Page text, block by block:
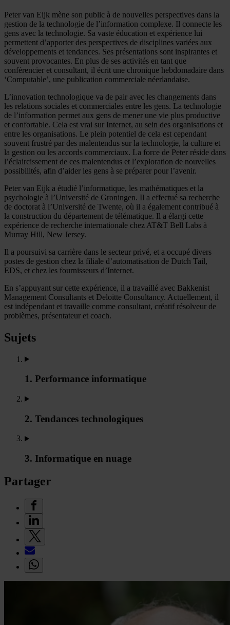
Peter van Eijk mène son public à de nouvelles perspectives dans la
gestion de la technologie de l’information complexe. Il connecte les
gens avec la technologie. Sa vaste éducation et expérience lui
permettent d’apporter des perspectives de disciplines variées aux
développements et tendances. Ses présentations sont inspirantes et
souvent provocantes. En plus de ses activités en tant que
conférencier et consultant, il écrit une chronique hebdomadaire dans
‘Computable’, une publication commerciale néerlandaise.
L’innovation technologique va de pair avec les changements dans
les relations sociales et commerciales entre les gens. La technologie
de l’information permet aux gens de mener une vie plus productive
et confortable. Cela est vrai sur Internet, au sein des organisations et
entre les organisations. Le plein potentiel de cela est cependant
souvent frustré par des malentendus sur la technologie, la culture et
la gestion ou les accords commerciaux. La force de Peter réside dans
l’éclaircissement de ces malentendus et l’exploration de nouvelles
possibilités, afin d’aider les gens à se préparer pour l’avenir.
Peter van Eijk a étudié l’informatique, les mathématiques et la
psychologie à l’Université de Groningen. Il a effectué sa recherche
de doctorat à l’Université de Twente, où il a également contribué à
la construction du département de télématique. Il a élargi cette
expérience de recherche internationale chez AT&T Bell Labs à
Murray Hill, New Jersey.
Il a poursuivi sa carrière dans le secteur privé, et a occupé divers
postes de gestion chez la filiale d’automatisation de Dutch Tail,
EDS, et chez les fournisseurs d’Internet.
En s’appuyant sur cette expérience, il a travaillé avec Bakkenist
Management Consultants et Deloitte Consultancy. Actuellement, il
est indépendant et travaille comme consultant, créatif résolveur de
problèmes, présentateur et coach.
Sujets
1. Performance informatique
2. Tendances technologiques
3. Informatique en nuage
Partager